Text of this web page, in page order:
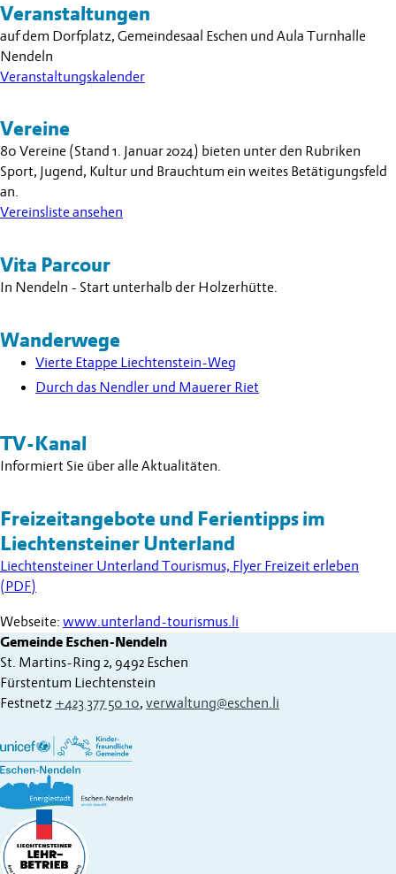
Veranstaltungen
auf dem Dorfplatz, Gemeindesaal Eschen und Aula Turnhalle
Nendeln
Veranstaltungskalender
Vereine
80 Vereine (Stand 1. Januar 2024) bieten unter den Rubriken
Sport, Jugend, Kultur und Brauchtum ein weites Betätigungsfeld
an.
Vereinsliste ansehen
Vita Parcour
In Nendeln - Start unterhalb der Holzerhütte.
Wanderwege
Vierte Etappe Liechtenstein-Weg
Durch das Nendler und Mauerer Riet
TV-Kanal
Informiert Sie über alle Aktualitäten.
Freizeitangebote und Ferientipps im
Liechtensteiner Unterland
Liechtensteiner Unterland Tourismus, Flyer Freizeit erleben
(PDF)
Webseite: www.unterland-tourismus.li
Gemeinde Eschen-Nendeln
St. Martins-Ring 2, 9492 Eschen
Fürstentum Liechtenstein
Festnetz +423 377 50 10, verwaltung@eschen.li